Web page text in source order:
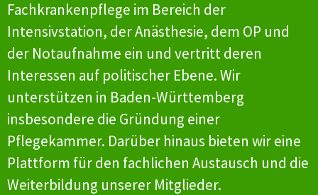
Fachkrankenpflege im Bereich der
Intensivstation, der Anästhesie, dem OP und
der Notaufnahme ein und vertritt deren
Interessen auf politischer Ebene. Wir
unterstützen in Baden-Württemberg
insbesondere die Gründung einer
Pflegekammer. Darüber hinaus bieten wir eine
Plattform für den fachlichen Austausch und die
Weiterbildung unserer Mitglieder.